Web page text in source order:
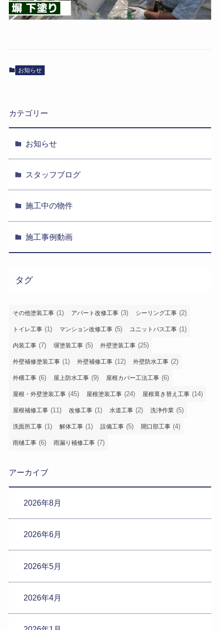
お知らせ
カテゴリー
お知らせ
スタッフブログ
施工中の物件
施工事例動画
タグ
その他塗装工事 (1) アパート改修工事 (3) シーリング工事 (2)
トイレ工事 (1) マンション改修工事 (5) ユニットバス工事 (1)
内装工事 (7) 塀塗装工事 (5) 外壁塗装工事 (25)
外壁補修塗装工事 (1) 外壁補修工事 (12) 外壁防水工事 (2)
外構工事 (6) 屋上防水工事 (9) 屋根カバー工法工事 (6)
屋根・外壁塗装工事 (45) 屋根塗装工事 (24) 屋根葺き替え工事 (14)
屋根補修工事 (11) 改修工事 (1) 水道工事 (2) 洗浄作業 (5)
洗面所工事 (1) 解体工事 (1) 設備工事 (5) 開口部工事 (4)
雨樋工事 (6) 雨漏り補修工事 (7)
アーカイブ
2026年8月
2026年6月
2026年5月
2026年4月